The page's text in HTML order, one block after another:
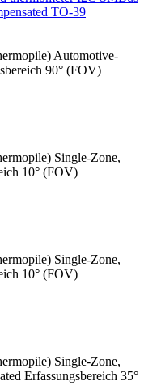
Automotive-
90° (FOV)
Single-Zone,
10° (FOV)
Single-Zone,
10° (FOV)
Single-Zone,
Erfassungsbereich 35°